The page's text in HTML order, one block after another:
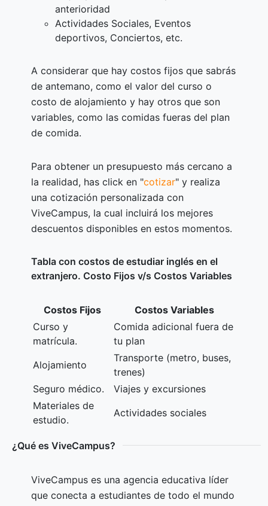
anterioridad
Actividades Sociales, Eventos
deportivos, Conciertos, etc.
A considerar que hay costos fijos que sabrás
de antemano, como el valor del curso o
costo de alojamiento y hay otros que son
variables, como las comidas fueras del plan
de comida.
Para obtener un presupuesto más cercano a
la realidad, has click en "cotizar" y realiza
una cotización personalizada con
ViveCampus, la cual incluirá los mejores
descuentos disponibles en estos momentos.
Tabla con costos de estudiar inglés en el
extranjero. Costo Fijos v/s Costos Variables
Costos Fijos
Costos Variables
Curso y
matrícula.
Comida adicional fuera de
tu plan
Alojamiento
Transporte (metro, buses,
trenes)
Seguro médico.
Viajes y excursiones
Materiales de
estudio.
Actividades sociales
¿Qué es ViveCampus?
ViveCampus es una agencia educativa líder
que conecta a estudiantes de todo el mundo